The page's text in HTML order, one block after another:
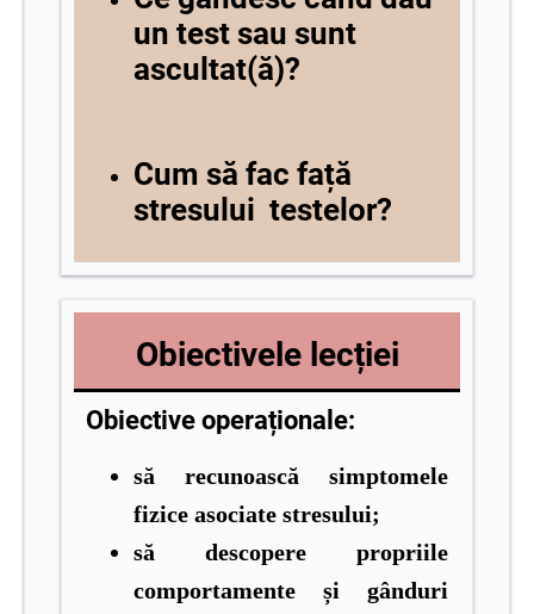
un test sau sunt
ascultat(ă)?
Cum să fac față
stresului testelor?
Obiectivele lecției
Obiective operaționale:
să recunoască simptomele
fizice asociate stresului;
să descopere propriile
comportamente și gânduri